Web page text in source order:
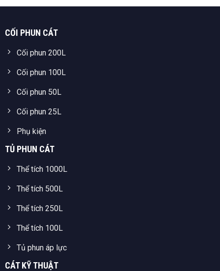
CỐI PHUN CÁT
Cối phun 200L
Cối phun 100L
Cối phun 50L
Cối phun 25L
Phụ kiện
TỦ PHUN CÁT
Thể tích 1000L
Thể tích 500L
Thể tích 250L
Thể tích 100L
Tủ phun áp lực
CÁT KỸ THUẬT